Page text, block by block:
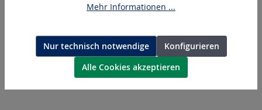
Mehr Informationen ...
Nur technisch notwendige
Konfigurieren
Alle Cookies akzeptieren